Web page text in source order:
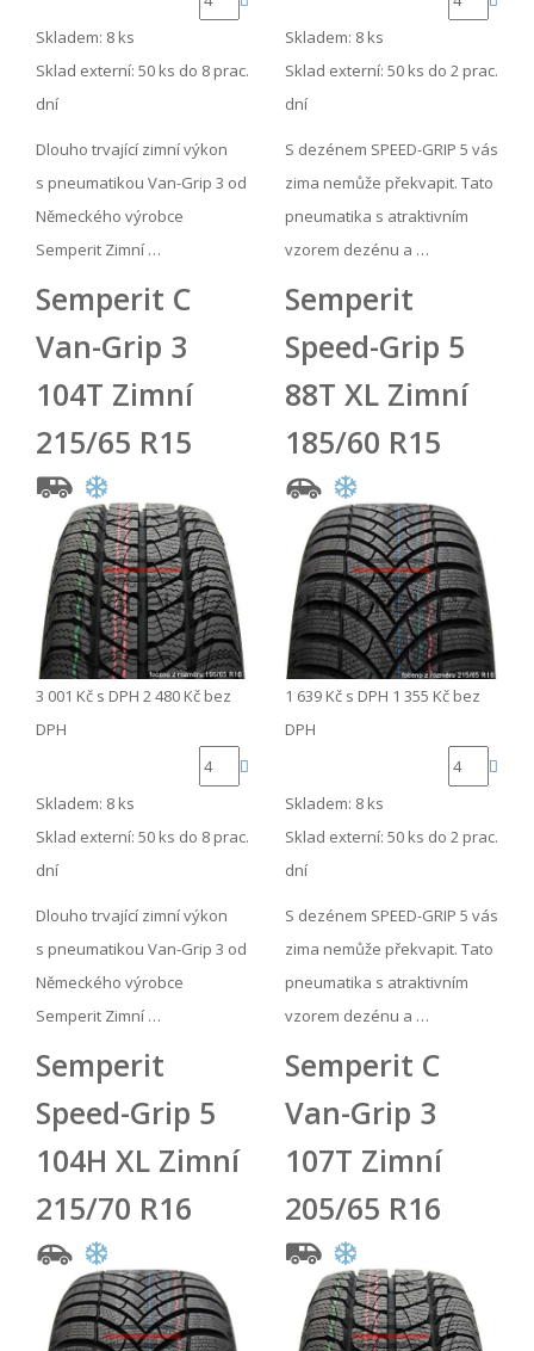
Skladem: 8 ks
Sklad externí: 50 ks do 8 prac.
dní
Dlouho trvající zimní výkon
s pneumatikou Van-Grip 3 od
Německého výrobce
Semperit Zimní …
Skladem: 8 ks
Sklad externí: 50 ks do 2 prac.
dní
S dezénem SPEED-GRIP 5 vás
zima nemůže překvapit. Tato
pneumatika s atraktivním
vzorem dezénu a …
Semperit C
Van-Grip 3
104T Zimní
215/65 R15
3 001 Kč s DPH 2 480 Kč bez
DPH
Skladem: 8 ks
Sklad externí: 50 ks do 8 prac.
dní
Dlouho trvající zimní výkon
s pneumatikou Van-Grip 3 od
Německého výrobce
Semperit Zimní …
Semperit
Speed-Grip 5
88T XL Zimní
185/60 R15
1 639 Kč s DPH 1 355 Kč bez
DPH
Skladem: 8 ks
Sklad externí: 50 ks do 2 prac.
dní
S dezénem SPEED-GRIP 5 vás
zima nemůže překvapit. Tato
pneumatika s atraktivním
vzorem dezénu a …
Semperit
Speed-Grip 5
104H XL Zimní
215/70 R16
Semperit C
Van-Grip 3
107T Zimní
205/65 R16